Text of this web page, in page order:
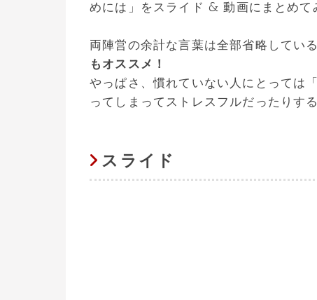
めには」をスライド & 動画にまとめて
両陣営の余計な言葉は全部省略してい
もオススメ！
やっぱさ、慣れていない人にとっては
ってしまってストレスフルだったりする
スライド